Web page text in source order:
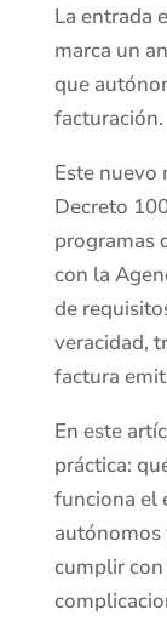
La entrada
marca un
que
facturación.
Este nuevo
Decreto
programas
con la
de
veracidad,
factura
En este
práctica:
funciona el
autónomos
cumplir